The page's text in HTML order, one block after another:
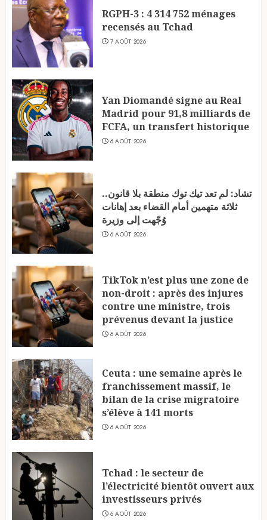
RGPH-3 : 4 314 752 ménages
recensés au Tchad
7 AOÛT 2026
Yan Diomandé signe au Real
Madrid pour 91,8 milliards de
FCFA, un transfert historique
6 AOÛT 2026
تشاد: لم تعد تيك توك منطقة بلا قانون..
ثلاثة متهمين أمام القضاء بعد إهانات
وُجّهت إلى وزيرة
6 AOÛT 2026
TikTok n’est plus une zone de
non-droit : après des injures
contre une ministre, trois
prévenus devant la justice
6 AOÛT 2026
Ceuta : une semaine après le
franchissement massif, le
bilan de la crise migratoire
s’élève à 141 morts
6 AOÛT 2026
Tchad : le secteur de
l’électricité bientôt ouvert aux
investisseurs privés
6 AOÛT 2026